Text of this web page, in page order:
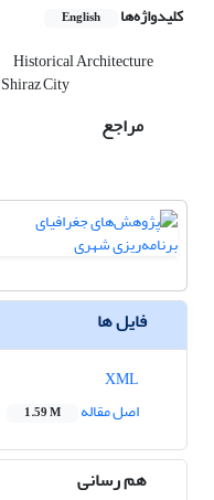
کلیدواژه‌ها English
Historical Architecture
Shiraz City
مراجع
فایل ها
اصل مقاله
1.59 M
هم رسانی